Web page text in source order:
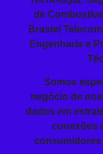
de
Brastel
Engenharia e
Somos
negócio de
dados em
conexões
consumidores